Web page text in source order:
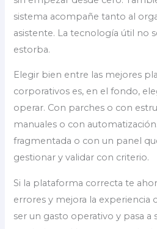
sistema acompañe tanto al
asistente. La tecnología útil no
estorba.
Elegir bien entre las mejores
corporativos es, en el fondo,
operar. Con parches o con
manuales o con
fragmentada o con un panel
gestionar y validar con criterio.
Si la plataforma correcta te
errores y mejora la experiencia
ser un gasto operativo y pasa a